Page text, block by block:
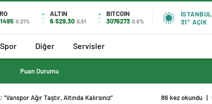
0.21%
ALTIN
6.529,30 0,51
BITCOIN
3076273 0.6%
İSTANBUL
31° AÇIK
Spor Diğer Servisler
Puan Durumu
Ağır Taştır, Altında Kalırsınız” 86 kez okundu |